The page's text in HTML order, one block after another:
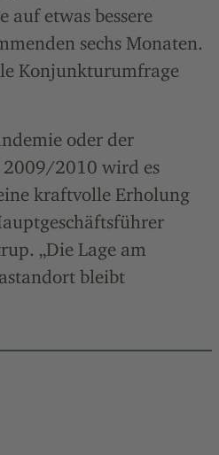
auf etwas bessere
sechs Monaten.
Konjunkturumfrage
oder der
2010 wird es
kraftvolle Erholung
„Die Lage am
bleibt